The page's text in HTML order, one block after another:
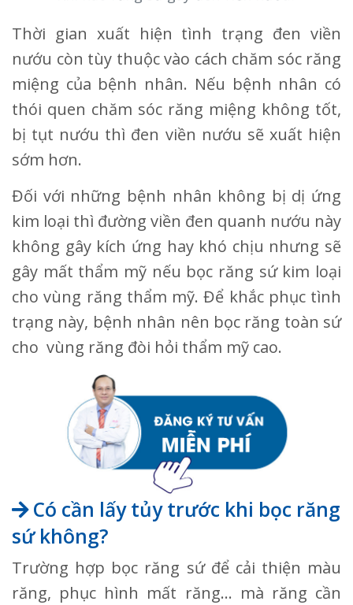
Thời gian xuất hiện tình trạng đen viền
nướu còn tùy thuộc vào cách chăm sóc răng
miệng của bệnh nhân. Nếu bệnh nhân có
thói quen chăm sóc răng miệng không tốt,
bị tụt nướu thì đen viền nướu sẽ xuất hiện
sớm hơn.
Đối với những bệnh nhân không bị dị ứng
kim loại thì đường viền đen quanh nướu này
không gây kích ứng hay khó chịu nhưng sẽ
gây mất thẩm mỹ nếu bọc răng sứ kim loại
cho vùng răng thẩm mỹ. Để khắc phục tình
trạng này, bệnh nhân nên bọc răng toàn sứ
cho vùng răng đòi hỏi thẩm mỹ cao.
Có cần lấy tủy trước khi bọc răng
sứ không?
Trường hợp bọc răng sứ để cải thiện màu
răng, phục hình mất răng… mà răng cần